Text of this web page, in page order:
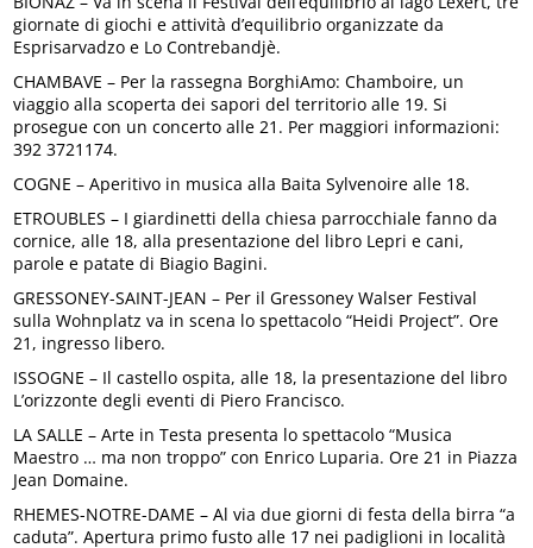
giornate di giochi e attività d’equilibrio organizzate da
Esprisarvadzo e Lo Contrebandjè.
CHAMBAVE – Per la rassegna BorghiAmo: Chamboire, un
viaggio alla scoperta dei sapori del territorio alle 19. Si
prosegue con un concerto alle 21. Per maggiori informazioni:
392 3721174.
COGNE – Aperitivo in musica alla Baita Sylvenoire alle 18.
ETROUBLES – I giardinetti della chiesa parrocchiale fanno da
cornice, alle 18, alla presentazione del libro Lepri e cani,
parole e patate di Biagio Bagini.
GRESSONEY-SAINT-JEAN – Per il Gressoney Walser Festival
sulla Wohnplatz va in scena lo spettacolo “Heidi Project”. Ore
21, ingresso libero.
ISSOGNE – Il castello ospita, alle 18, la presentazione del libro
L’orizzonte degli eventi di Piero Francisco.
LA SALLE – Arte in Testa presenta lo spettacolo “Musica
Maestro … ma non troppo” con Enrico Luparia. Ore 21 in Piazza
Jean Domaine.
RHEMES-NOTRE-DAME – Al via due giorni di festa della birra “a
caduta”. Apertura primo fusto alle 17 nei padiglioni in località